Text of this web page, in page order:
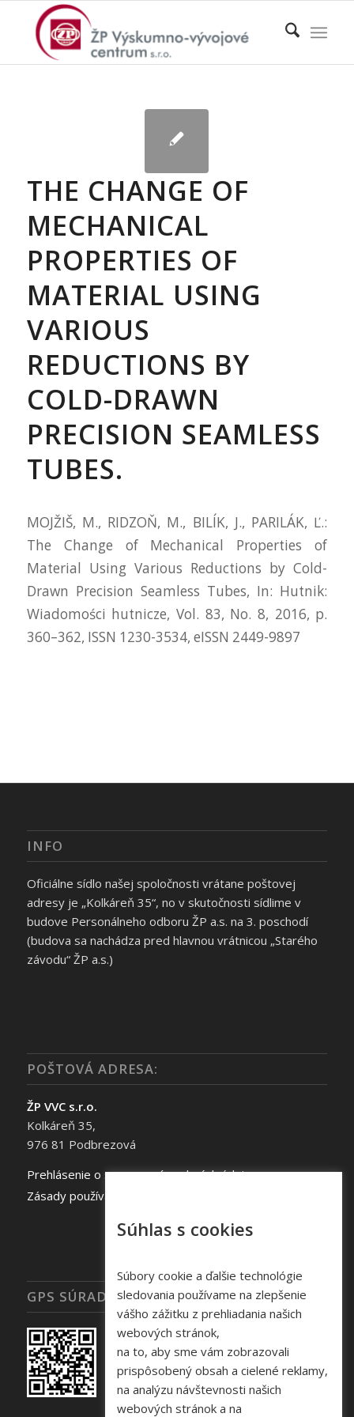
THE CHANGE OF
MECHANICAL
PROPERTIES OF
MATERIAL USING
VARIOUS
REDUCTIONS BY
COLD-DRAWN
PRECISION SEAMLESS
TUBES.
MOJŽIŠ, M., RIDZOŇ, M., BILÍK, J., PARILÁK, Ľ.:
The Change of Mechanical Properties of
Material Using Various Reductions by Cold-
Drawn Precision Seamless Tubes, In: Hutnik:
Wiadomości hutnicze, Vol. 83, No. 8, 2016, p.
360–362, ISSN 1230-3534, eISSN 2449-9897
INFO
Oficiálne sídlo našej spoločnosti vrátane poštovej
adresy je „Kolkáreň 35“, no v skutočnosti sídlime v
budove Personálneho odboru ŽP a.s. na 3. poschodí
(budova sa nachádza pred hlavnou vrátnicou „Starého
závodu“ ŽP a.s.)
POŠTOVÁ ADRESA:
ŽP VVC s.r.o.
Kolkáreň 35,
976 81 Podbrezová
Prehlásenie o spracovaní osobných údajov
Zásady používania súborov cookie
GPS SÚRADNICE
Súhlas s cookies
Súbory cookie a ďalšie technológie
sledovania používame na zlepšenie
vášho zážitku z prehliadania našich
webových stránok,
na to, aby sme vám zobrazovali
prispôsobený obsah a cielené reklamy,
na analýzu návštevnosti našich
webových stránok a na